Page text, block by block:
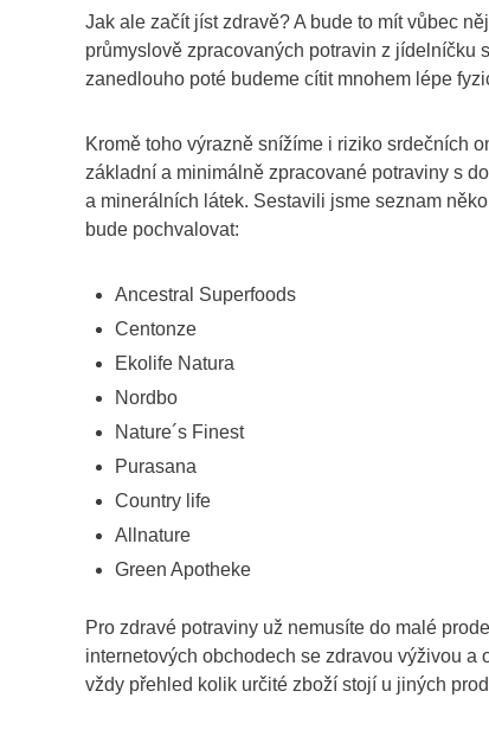
Jak ale začít jíst zdravě? A bude to mít vůbec
průmyslově zpracovaných potravin z jídelníčku
zanedlouho poté budeme cítit mnohem lépe
Kromě toho výrazně snížíme i riziko srdečních
základní a minimálně zpracované potraviny s
a minerálních látek. Sestavili jsme seznam
bude pochvalovat:
Ancestral Superfoods
Centonze
Ekolife Natura
Nordbo
Nature´s Finest
Purasana
Country life
Allnature
Green Apotheke
Pro zdravé potraviny už nemusíte do malé
internetových obchodech se zdravou výživou
vždy přehled kolik určité zboží stojí u jiných